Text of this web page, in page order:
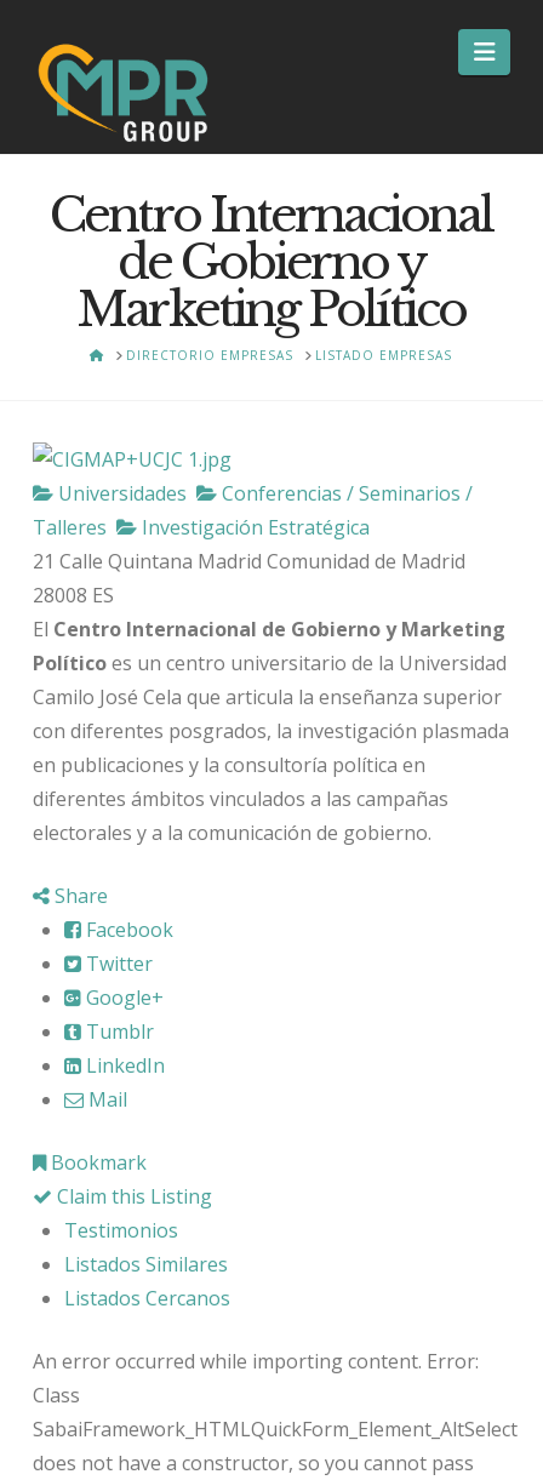
Centro Internacional
de Gobierno y
Marketing Político
HOMEDIRECTORIO EMPRESAS LISTADO EMPRESAS
Universidades
Conferencias / Seminarios /
Talleres
Investigación Estratégica
21 Calle Quintana Madrid Comunidad de Madrid
28008 ES
El Centro Internacional de Gobierno y Marketing
Políticoes un centro universitario de la Universidad
Camilo José Cela que articula la enseñanza superior
con diferentes posgrados, la investigación plasmada
en publicaciones y la consultoría política en
diferentes ámbitos vinculados a las campañas
electorales y a la comunicación de gobierno.
Share
Facebook
Twitter
Google+
Tumblr
LinkedIn
Mail
Bookmark
Claim this Listing
Testimonios
Listados Similares
Listados Cercanos
An error occurred while importing content. Error:
Class
SabaiFramework_HTMLQuickForm_Element_AltSelect
does not have a constructor, so you cannot pass